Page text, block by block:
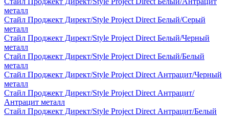
металл
Стайл Проджект Директ/Style Project Direct Белый/Серый
металл
Стайл Проджект Директ/Style Project Direct Белый/Черный
металл
Стайл Проджект Директ/Style Project Direct Белый/Белый
металл
Стайл Проджект Директ/Style Project Direct Антрацит/Черный
металл
Стайл Проджект Директ/Style Project Direct Антрацит/
Антрацит металл
Стайл Проджект Директ/Style Project Direct Антрацит/Белый